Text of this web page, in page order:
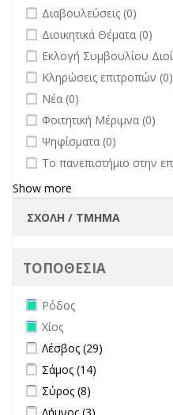
undefined
Διαβουλεύσεις (0)
undefined
Διοικητικά Θέματα (0)
undefined
Εκλογή Συμβουλίου
undefined
Κληρώσεις επιτροπών (0)
undefined
Νέα (0)
undefined
Φοιτητική Μέριμνα (0)
undefined
Ψηφίσματα (0)
undefined
Το πανεπιστήμιο στην
Show more
ΤΟΠΟΘΕΣΙΑ
Remove Ρόδος filter
Ρόδος
Remove Χίος filter
Χίος
Apply Λέσβος filter
Λέσβος (29)
Apply Σάμος filter
Σάμος (14)
Apply Σύρος filter
Σύρος (8)
Apply Λήμνος filter